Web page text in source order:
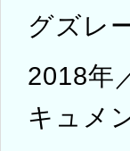
グズレ
2018年
キュメ